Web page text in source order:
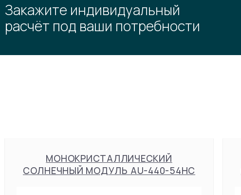
Закажите индивидуальный
расчёт под ваши потребности
МОНОКРИСТАЛЛИЧЕСКИЙ
СОЛНЕЧНЫЙ МОДУЛЬ AU-440-54HC